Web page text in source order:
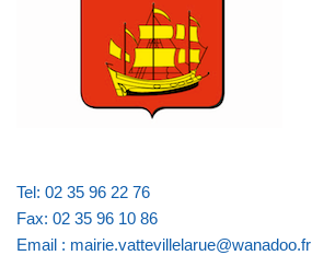
Tel: 02 35 96 22 76
Fax: 02 35 96 10 86
Email : mairie.vattevillelarue@wanadoo.fr